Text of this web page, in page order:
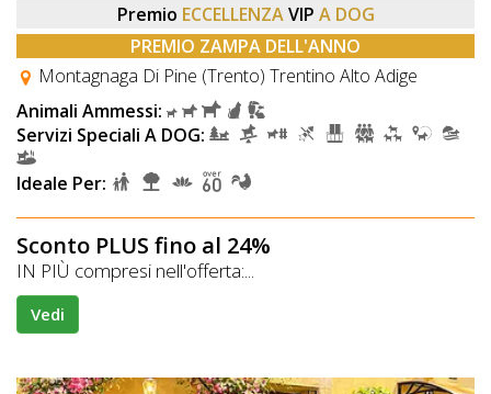
Premio ECCELLENZA VIP A DOG
PREMIO ZAMPA DELL'ANNO
Montagnaga Di Pine (Trento) Trentino Alto Adige
Animali Ammessi:
Servizi Speciali A DOG:
Ideale Per:
Sconto PLUS fino al 24%
IN PIÙ compresi nell'offerta:...
Vedi